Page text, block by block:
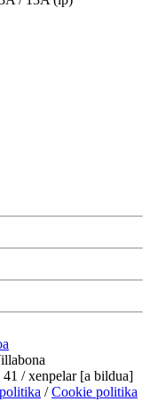
/ xenpelar [a bildua]
/Cookie politika